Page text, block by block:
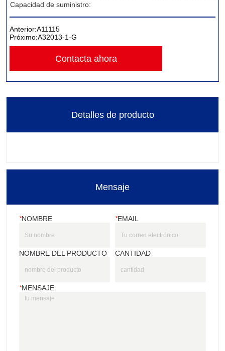
Capacidad de suministro:
Anterior:A11115
Próximo:A32013-1-G
Contacta ahora
Detalles de producto
Mensaje
*NOMBRE *EMAIL
NOMBRE DEL PRODUCTO CANTIDAD
*MENSAJE